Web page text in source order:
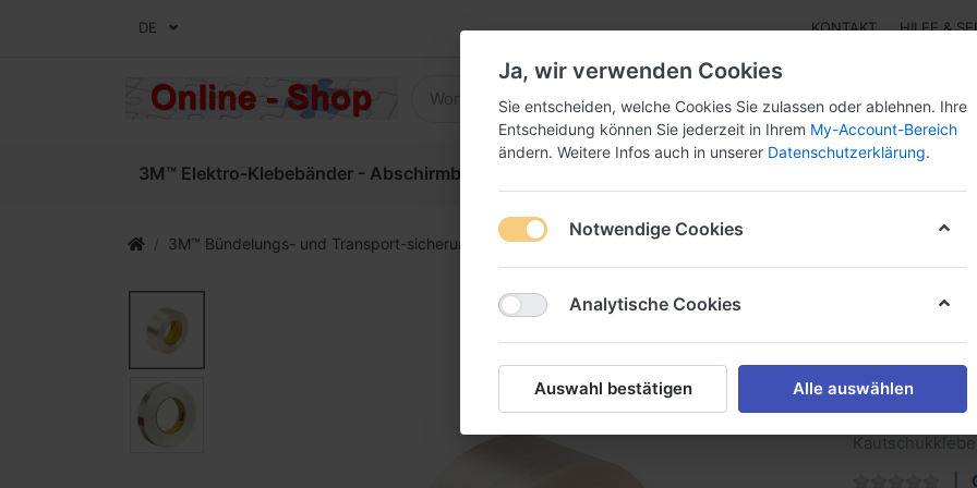
DE KONTAKT HILFE &
3M™ Elektro-Klebebänder - Abschirmbänder - Isolierung 3M™ einseitige Klebebänder Papier-
3M™ Bündelungs- und Transport-sicherungs-Klebebänder - Glasfaser-Filament-Klebeband 3M 880 MSR
3M
dickes MSR-
Reißfestigkeit,
Ja, wir verwenden Cookies
Sie entscheiden, welche Cookies Sie zulassen oder ablehnen. Ihre
Entscheidung können Sie jederzeit in Ihrem My-Account-Bereich
ändern. Weitere Infos auch in unserer Datenschutzerklärung.
Notwendige Cookies
Analytische Cookies
Auswahl bestätigen Alle auswählen